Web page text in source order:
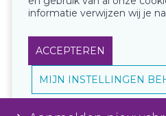
informatie verwijzen wij je
ACCEPTEREN
MIJN INSTELLINGEN